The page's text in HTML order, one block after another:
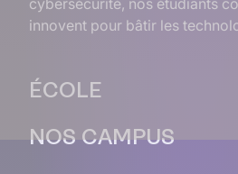
cybersécurité, nos étudiants
innovent pour bâtir les
ÉCOLE
NOS CAMPUS